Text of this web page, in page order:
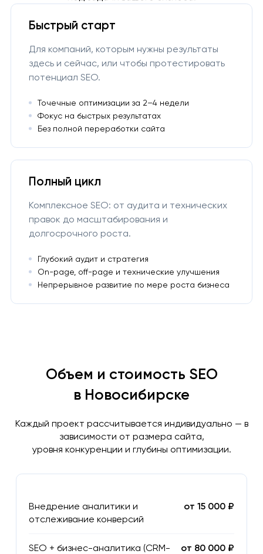
Быстрый старт
Для компаний, которым нужны результаты
здесь и сейчас, или чтобы протестировать
потенциал SEO.
Точечные оптимизации за 2–4 недели
Фокус на быстрых результатах
Без полной переработки сайта
Полный цикл
Комплексное SEO: от аудита и технических
правок до масштабирования и
долгосрочного роста.
Глубокий аудит и стратегия
On-page, off-page и технические улучшения
Непрерывное развитие по мере роста бизнеса
Объем и стоимость SEO
в Новосибирске
Каждый проект рассчитывается индивидуально — в
зависимости от размера сайта,
уровня конкуренции и глубины оптимизации.
Внедрение аналитики и
отслеживание конверсий
от 15 000 ₽
SEO + бизнес-аналитика (CRM-
от 80 000 ₽